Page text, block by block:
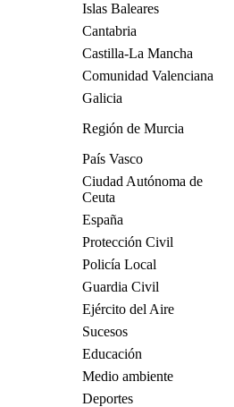
Islas Baleares
Cantabria
Castilla-La Mancha
Comunidad Valenciana
Galicia
Región de Murcia
País Vasco
Ciudad Autónoma de
Ceuta
España
Protección Civil
Policía Local
Guardia Civil
Ejército del Aire
Sucesos
Educación
Medio ambiente
Deportes